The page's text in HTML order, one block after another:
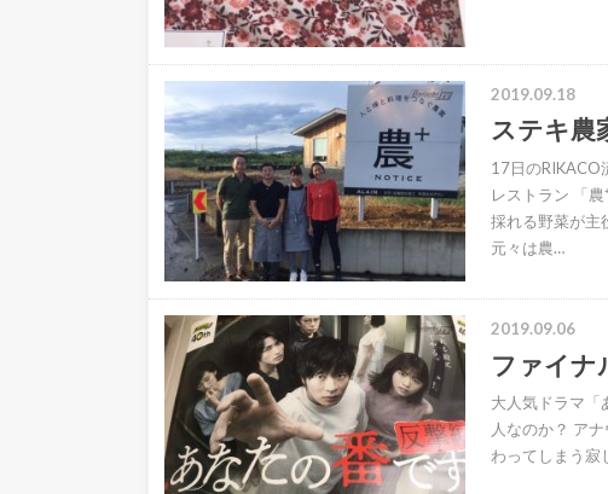
2019.09.18
ステキ農
17日のRIKACO
レストラン 「
採れる野菜が
元々は農…
2019.09.06
ファイナ
大人気ドラマ「
人なのか？ ア
わってしまう